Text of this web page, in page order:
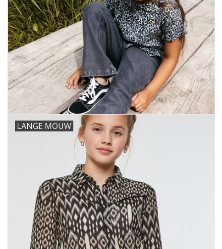
Schoenen en Tassen
Speelgoed
Cadeaubonnen
Merken
Cadeaubon
LANGE MOUW